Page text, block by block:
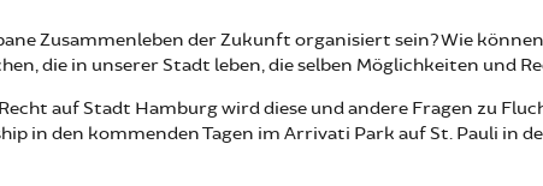
Zusammenleben der Zukunft organisiert sein? Wie
die in unserer Stadt leben, die selben Möglichkeiten und
auf Stadt Hamburg wird diese und andere Fragen zu
in den kommenden Tagen im Arrivati Park auf St. Pauli in